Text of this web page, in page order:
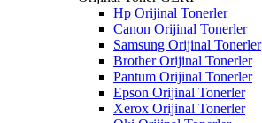
Hp Orijinal Tonerler
Canon Orijinal Tonerler
Samsung Orijinal Tonerler
Brother Orijinal Tonerler
Pantum Orijinal Tonerler
Epson Orijinal Tonerler
Xerox Orijinal Tonerler